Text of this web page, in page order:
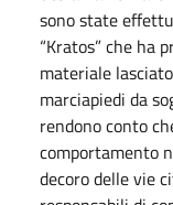
sono state
“Kratos” che ha
materiale
marciapiedi da
rendono conto
comportamento
decoro delle vie